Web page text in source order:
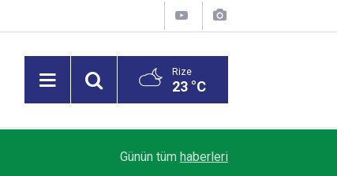
Rize
23 °C
Rize’de otomobilin üzerine kaya düştü: 1 yaralı
Günün tüm haberleri